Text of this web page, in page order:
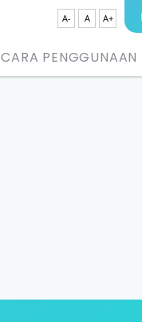
A- A A+
CARA PENGGUNAAN